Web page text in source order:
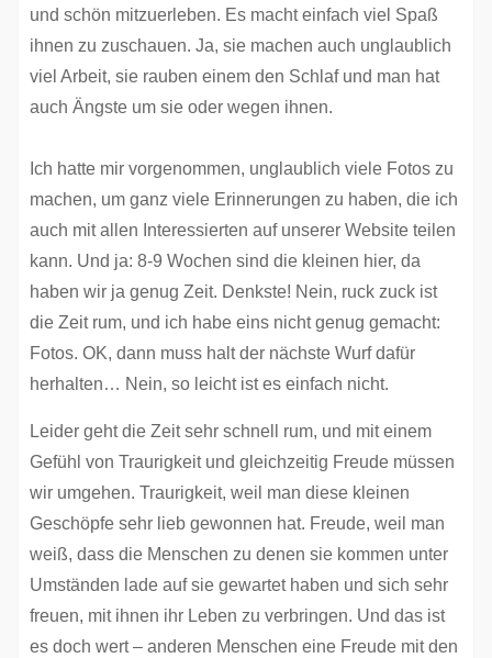
und schön mitzuerleben. Es macht einfach viel Spaß
ihnen zu zuschauen. Ja, sie machen auch unglaublich
viel Arbeit, sie rauben einem den Schlaf und man hat
auch Ängste um sie oder wegen ihnen.
Ich hatte mir vorgenommen, unglaublich viele Fotos zu
machen, um ganz viele Erinnerungen zu haben, die ich
auch mit allen Interessierten auf unserer Website teilen
kann. Und ja: 8-9 Wochen sind die kleinen hier, da
haben wir ja genug Zeit. Denkste! Nein, ruck zuck ist
die Zeit rum, und ich habe eins nicht genug gemacht:
Fotos. OK, dann muss halt der nächste Wurf dafür
herhalten… Nein, so leicht ist es einfach nicht.
Leider geht die Zeit sehr schnell rum, und mit einem
Gefühl von Traurigkeit und gleichzeitig Freude müssen
wir umgehen. Traurigkeit, weil man diese kleinen
Geschöpfe sehr lieb gewonnen hat. Freude, weil man
weiß, dass die Menschen zu denen sie kommen unter
Umständen lade auf sie gewartet haben und sich sehr
freuen, mit ihnen ihr Leben zu verbringen. Und das ist
es doch wert – anderen Menschen eine Freude mit den